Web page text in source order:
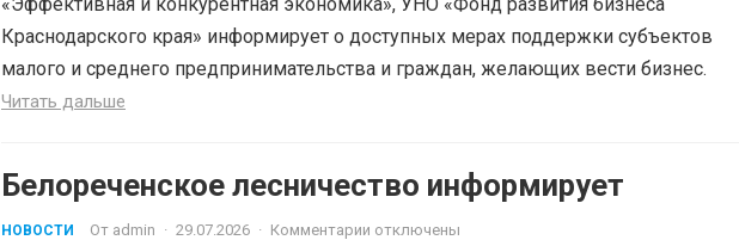
Краснодарского края» информирует о доступных мерах поддержки субъектов
малого и среднего предпринимательства и граждан, желающих вести бизнес.
Читать дальше
Белореченское лесничество информирует
НОВОСТИ От admin · 29.07.2026 · Комментарии отключены